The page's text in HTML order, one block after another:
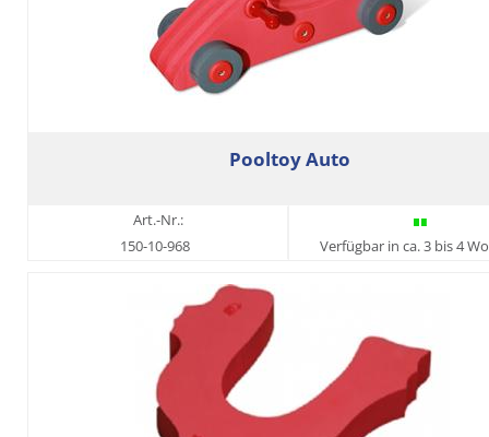
Pooltoy Auto
Art.-Nr.:
150-10-968
Verfügbar in ca. 3 bis 4